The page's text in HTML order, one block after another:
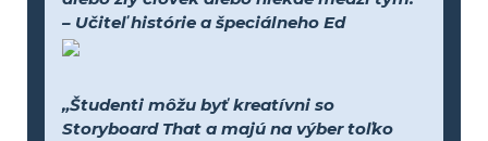
– Učiteľ histórie a špeciálneho Ed
„Študenti môžu byť kreatívni so
Storyboard That a majú na výber toľko